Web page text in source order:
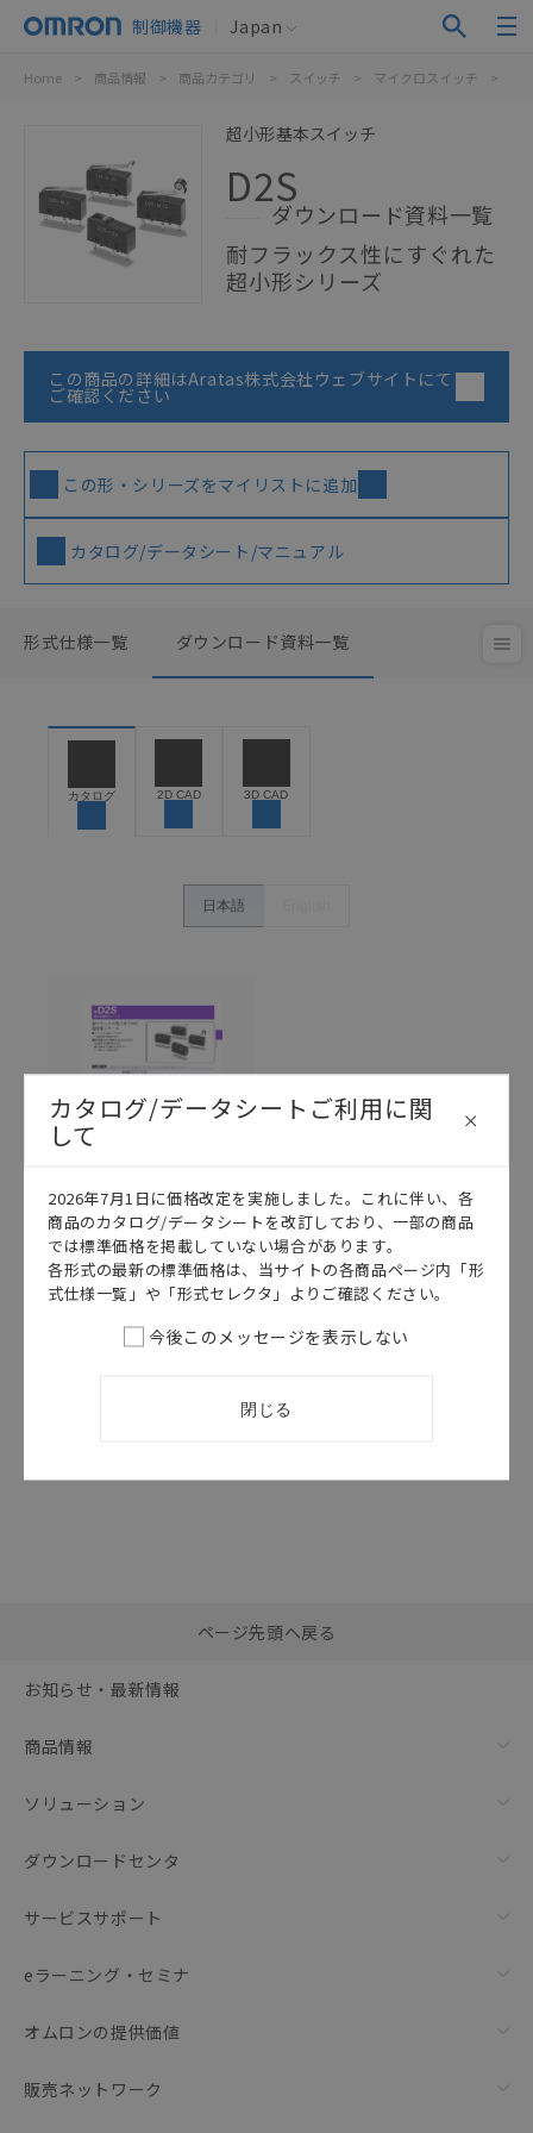
制御機器 Japan
Home > 商品情報 > 商品カテゴリ > スイッチ > マイクロスイッチ >
超小形基本スイッチ
D2S
ダウンロード資料一覧
耐フラックス性にすぐれた
超小形シリーズ
この商品の詳細はAratas株式会社ウェブサイトにて
ご確認ください
この形・シリーズをマイリストに追加
カタログ/データシート/マニュアル
形式仕様一覧 ダウンロード資料一覧
カタログ 2D CAD 3D CAD
日本語
このカタログを選択
カタログ 日本語
CDLA-035A
D2S データシ
2025/02/17
括ダウンロード
ページ先頭へ戻る
お知らせ・最新情報
商品情報
ソリューション
ダウンロードセンタ
サービスサポート
eラーニング・セミナ
オムロンの提供価値
販売ネットワーク
カタログ/データシートご利用に関
して
2026年7月1日に価格改定を実施しました。これに伴い、各
商品のカタログ/データシートを改訂しており、一部の商品
では標準価格を掲載していない場合があります。
各形式の最新の標準価格は、当サイトの各商品ページ内「形
式仕様一覧」や「形式セレクタ」よりご確認ください。
今後このメッセージを表示しない
閉じる